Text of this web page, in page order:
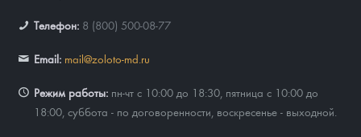
Телефон: 8 (800) 500-08-77
Email: mail@zoloto-md.ru
Режим работы: пн-чт с 10:00 до 18:30, пятница с 10:00 до
18:00, суббота - по договоренности, воскресенье - выходной.